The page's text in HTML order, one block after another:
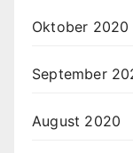
Oktober 2020
September
August 2020